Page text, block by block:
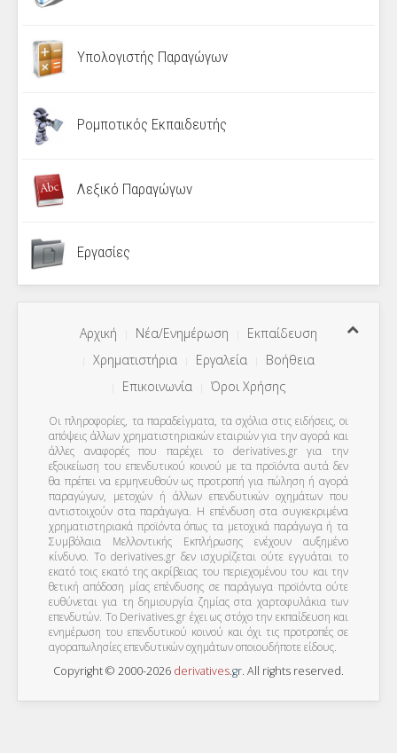
Υπολογιστής Παραγώγων
Ρομποτικός Εκπαιδευτής
Λεξικό Παραγώγων
Εργασίες
Αρχική Νέα/Ενημέρωση
Εκπαίδευση
Χρηματιστήρια
Εργαλεία
Βοήθεια
Επικοινωνία
Όροι Χρήσης
Οι πληροφορίες, τα παραδείγματα, τα σχόλια στις ειδήσεις, οι
απόψεις άλλων χρηματιστηριακών εταιριών για την αγορά και
άλλες αναφορές που παρέχει το derivatives.gr για την
εξοικείωση του επενδυτικού κοινού με τα προϊόντα αυτά δεν
θα πρέπει να ερμηνευθούν ως προτροπή για πώληση ή αγορά
παραγώγων, μετοχών ή άλλων επενδυτικών οχημάτων που
αντιστοιχούν στα παράγωγα. Η επένδυση στα συγκεκριμένα
χρηματιστηριακά προϊόντα όπως τα μετοχικά παράγωγα ή τα
Συμβόλαια Μελλοντικής Εκπλήρωσης ενέχουν αυξημένο
κίνδυνο. Το derivatives.gr δεν ισχυρίζεται ούτε εγγυάται το
εκατό τοις εκατό της ακρίβειας του περιεχομένου του και την
θετική απόδοση μίας επένδυσης σε παράγωγα προϊόντα ούτε
ευθύνεται για τη δημιουργία ζημίας στα χαρτοφυλάκια των
επενδυτών. To Derivatives.gr έχει ως στόχο την εκπαίδευση και
ενημέρωση του επενδυτικού κοινού και όχι τις προτροπές σε
αγοραπωλησίες επενδυτικών οχημάτων οποιουδήποτε είδους.
Copyright © 2000-2026 derivatives.gr. All rights reserved.